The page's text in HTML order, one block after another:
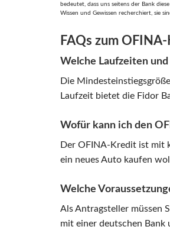
bedeutet, dass uns seitens der Bank
Wissen und Gewissen recherchiert, sie
FAQs zum
Welche Laufzeiten
Die
Laufzeit bietet die Fidor
Wofür kann ich den
Der OFINA-Kredit ist mit
ein neues Auto kaufen
Welche
Als Antragsteller müssen
mit einer deutschen Bank